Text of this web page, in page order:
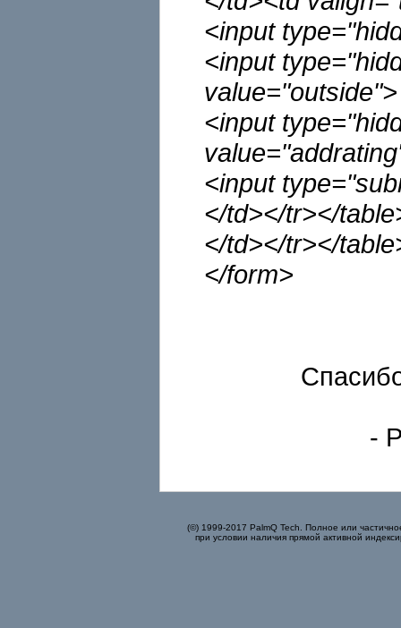
<input
<input
value="outside">
<input
<input
</td></tr></
</td></tr></
</form>
-
(©) 1999-2017 PalmQ Tech. Полное или
при условии наличия прямой активной